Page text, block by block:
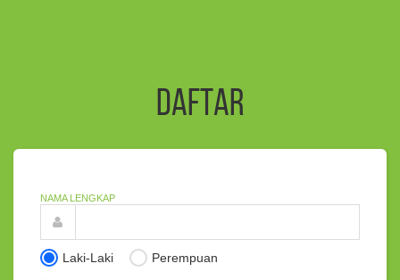
Daftar
NAMA LENGKAP
Laki-Laki Perempuan